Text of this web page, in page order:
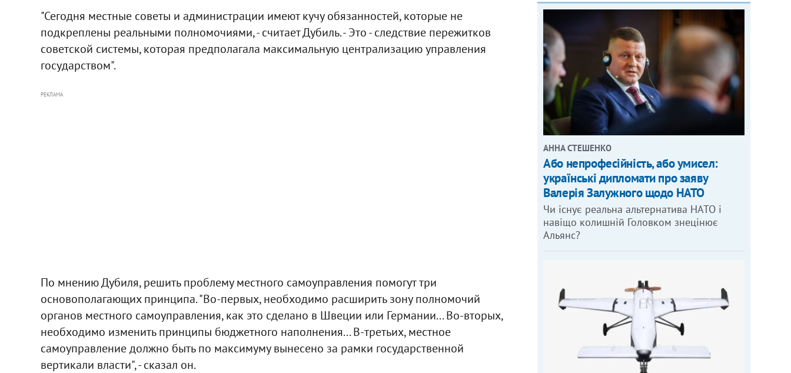
"Сегодня местные советы и администрации имеют кучу обязанностей, которые не
подкреплены реальными полномочиями, - считает Дубиль. - Это - следствие пережитков
советской системы, которая предполагала максимальную централизацию управления
государством".
РЕКЛАМА
По мнению Дубиля, решить проблему местного самоуправления помогут три
основополагающих принципа. "Во-первых, необходимо расширить зону полномочий
органов местного самоуправления, как это сделано в Швеции или Германии... Во-вторых,
необходимо изменить принципы бюджетного наполнения... В-третьих, местное
самоуправление должно быть по максимуму вынесено за рамки государственной
вертикали власти", - сказал он.
АННА СТЕШЕНКО
Або непрофесійність, або умисел:
українські дипломати про заяву
Валерія Залужного щодо НАТО
Чи існує реальна альтернатива НАТО і
навіщо колишній Головком знецінює
Альянс?